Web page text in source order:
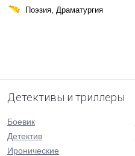
Поэзия, Драматургия
Детективы и триллеры
Боевик
Детектив
Иронические